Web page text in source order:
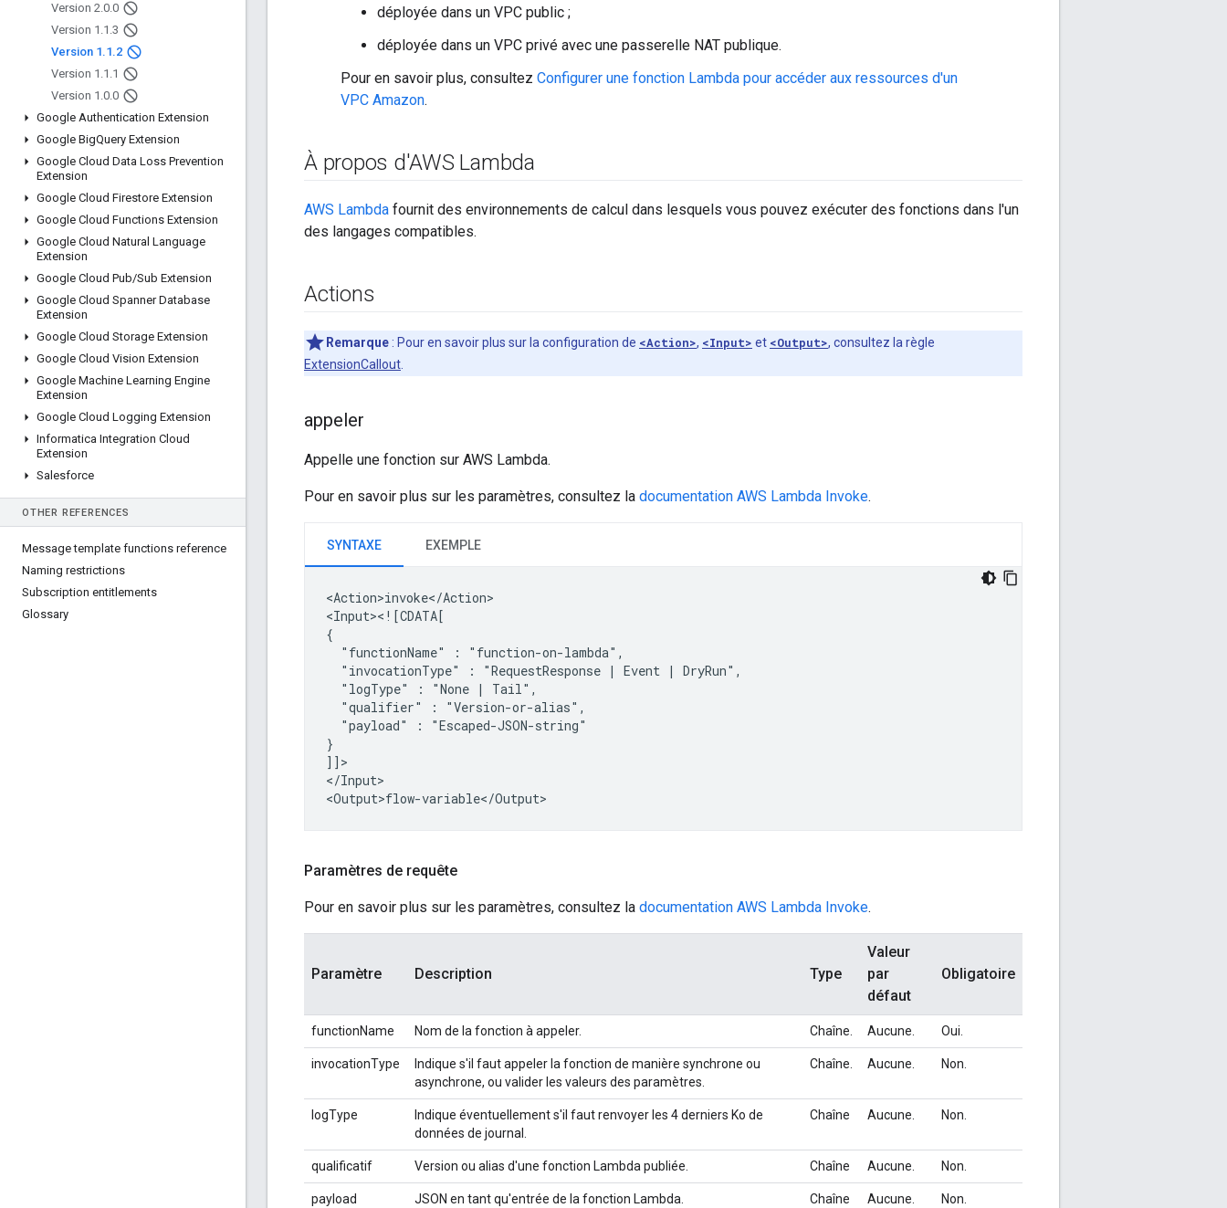
Version 2.0.0
Version 1 .1 .3
Version 1.1.2
Version 1 .1 .1
Version 1 .0.0
Google Authentication Extension
Google BigQuery Extension
Google Cloud Data Loss Prevention
Extension
Google Cloud Firestore Extension
Google Cloud Functions Extension
Google Cloud Natural Language
Extension
Google Cloud Pub/Sub Extension
Google Cloud Spanner Database
Extension
Google Cloud Storage Extension
Google Cloud Vision Extension
Google Machine Learning Engine
Extension
Google Cloud Logging Extension
Informatica Integration Cloud
Extension
Salesforce
OTHER REFERENCES
Message template functions reference
Naming restrictions
Subscription entitlements
Glossary
déployée dans un VPC public ;
déployée dans un VPC privé avec une passerelle NAT publique.
Pour en savoir plus, consultez Configurer une fonction Lambda pour accéder aux ressources d'un
VPC Amazon.
À propos d'AWS Lambda
AWS Lambda fournit des environnements de calcul dans lesquels vous pouvez exécuter des fonctions dans l'un
des langages compatibles.
Actions
Remarque : Pour en savoir plus sur la configuration de <Action>, <Input> et <Output>, consultez la règle
ExtensionCallout
appeler
Appelle une fonction sur AWS Lambda.
Pour en savoir plus sur les paramètres, consultez la documentation AWS Lambda Invoke.
SYNTAXE EXEMPLE
<Action>invoke</Action>
<Input><![CDATA[
"functionName"
:
"invocationType"
: "RequestResponse | Event |
"logType"
: "None |
"qualifier"
:
"payload"
:
"Escaped-JSON-string"
}
]]>
</Input>
Paramètres de requête
Pour en savoir plus sur les paramètres, consultez la documentation AWS Lambda Invoke.
Paramètre Description Type
Valeur
par
défaut
Obligatoire
functionName Nom de la fonction à appeler. Chaîne. Aucune. Oui.
invocationType
Indique s'il faut appeler la fonction de manière synchrone ou
asynchrone, ou valider les valeurs des paramètres.
Chaîne. Aucune. Non.
logType
Indique éventuellement s'il faut renvoyer les 4 derniers Ko de
données de journal.
Chaîne Aucune. Non.
qualificatif Version ou alias d'une fonction Lambda publiée. Chaîne Aucune. Non.
payload JSON en tant qu'entrée de la fonction Lambda. Chaîne Aucune. Non.